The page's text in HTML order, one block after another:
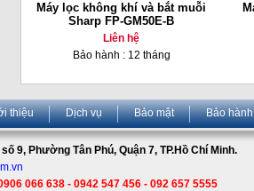
Máy lọc không khí và bắt muỗi
Sharp FP-GM50E-B
Liên hệ
Bảo hành : 12 tháng
thiệu Dịch vụ Bảo mật Bảo hành
9, Phường Tân Phú, Quận 7, TP.Hồ Chí Minh.
066 638 - 0942 547 456 - 092 657 5555